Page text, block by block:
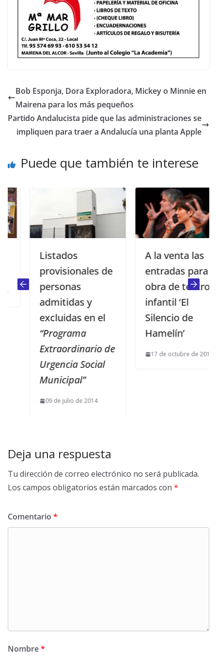
Bob Esponja, Dora Exploradora, Mickey o Minnie en
Mairena para los más pequeños
Partido Andalucista pide que las administraciones se
impliquen para traer a Andalucía una planta Apple
Puede que también te interese
Listados
provisionales de
personas
admitidas y
excluidas en el
“Programa
Extraordinario de
Urgencia Social
Municipal”
09 de julio de 2014
A la venta las
entradas para la
obra de teatro
infantil ‘El
Silencio de
Hamelín’
17 de octubre de 2019
Deja una respuesta
Tu dirección de correo electrónico no será publicada.
Los campos obligatorios están marcados con *
Comentario *
Nombre*